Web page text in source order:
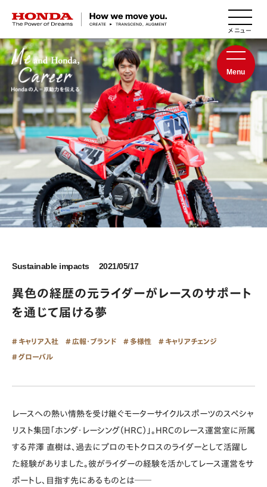
HONDA The Power of Dreams
Menu
Sustainable impacts 2021/05/17
異色の経歴の元ライダーがレースのサポート
を通じて届ける夢
キャリア入社 広報・ブランド 多様性 キャリアチェンジ
グローバル
レースへの熱い情熱を受け継ぐモーターサイクルスポーツのスペシャ
リスト集団「ホンダ・レーシング（HRC）」。HRCのレース運営室に所属
する芹澤 直樹は、過去にプロのモトクロスのライダーとして活躍し
た経験がありました。彼がライダーの経験を活かしてレース運営をサ
ポートし、目指す先にあるものとは──